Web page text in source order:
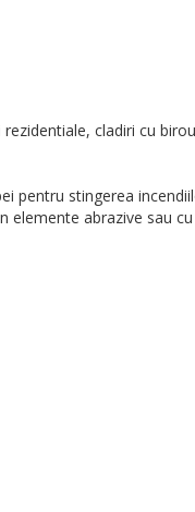
cladiri cu
pentru stingerea
elemente abrazive sau